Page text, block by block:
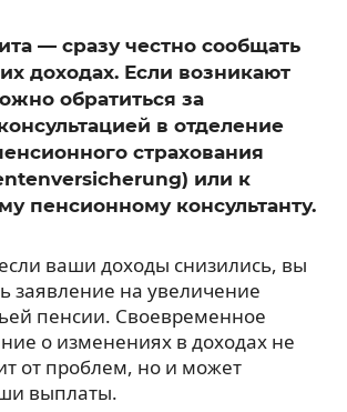
— сразу честно сообщать
доходах. Если возникают
обратиться за
в отделение
страхования
или к
пенсионному консультанту.
ваши доходы снизились, вы
заявление на увеличение
пенсии. Своевременное
о изменениях в доходах не
от проблем, но и может
выплаты.